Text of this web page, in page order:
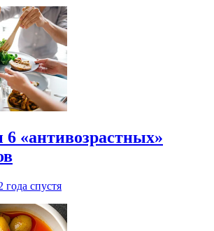
«антивозрастных»
года спустя